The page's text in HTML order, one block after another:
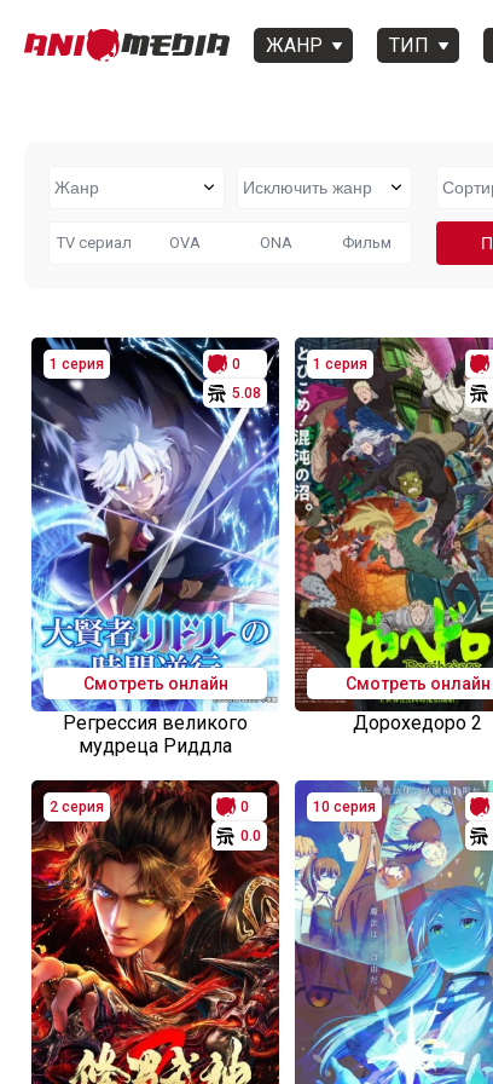
ЖАНР ТИП
TV сериал OVA ONA Фильм
1 серия
0
5.08
Смотреть онлайн
Регрессия великого
мудреца Риддла
1 серия
Смотреть онлайн
Дорохедоро 2
2 серия
0
0.0
10 серия